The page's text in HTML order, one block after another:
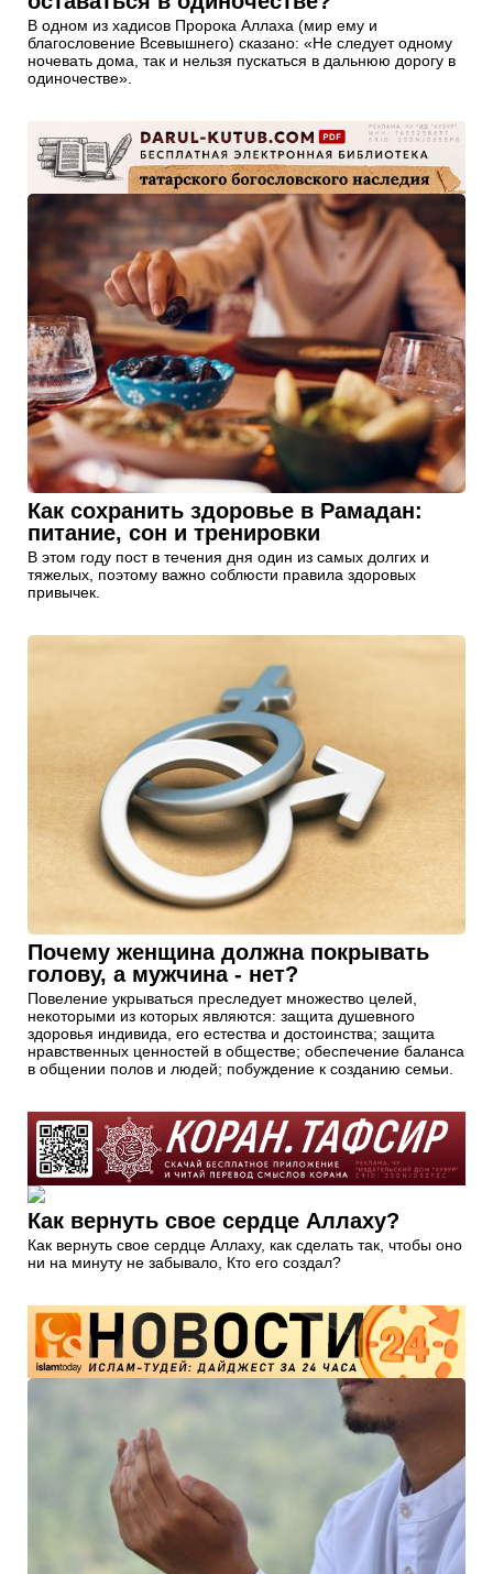
В одном из хадисов Пророка Аллаха (мир ему и
благословение Всевышнего) сказано: «Не следует одному
ночевать дома, так и нельзя пускаться в дальнюю дорогу в
одиночестве».
Как сохранить здоровье в Рамадан:
питание, сон и тренировки
В этом году пост в течения дня один из самых долгих и
тяжелых, поэтому важно соблюсти правила здоровых
привычек.
Почему женщина должна покрывать
голову, а мужчина - нет?
Повеление укрываться преследует множество целей,
некоторыми из которых являются: защита душевного
здоровья индивида, его естества и достоинства; защита
нравственных ценностей в обществе; обеспечение баланса
в общении полов и людей; побуждение к созданию семьи.
Как вернуть свое сердце Аллаху?
Как вернуть свое сердце Аллаху, как сделать так, чтобы оно
ни на минуту не забывало, Кто его создал?